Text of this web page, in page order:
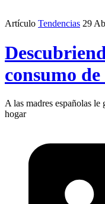
Artículo Tendencias 29
consumo
A las madres españolas
hogar